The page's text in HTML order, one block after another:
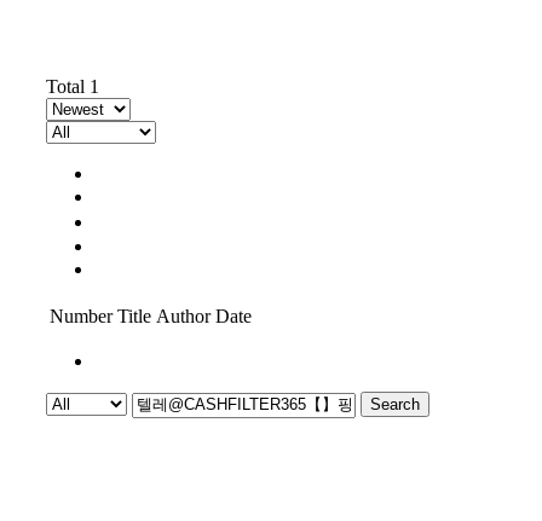
Total 1
Number Title Author Date
Search